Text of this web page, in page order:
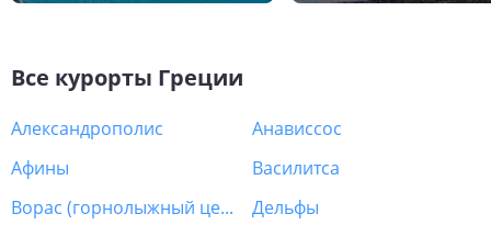
Все курорты Греции
Александрополис
Анависсос
Афины
Василитса
Ворас (горнолыжный центр)
Дельфы